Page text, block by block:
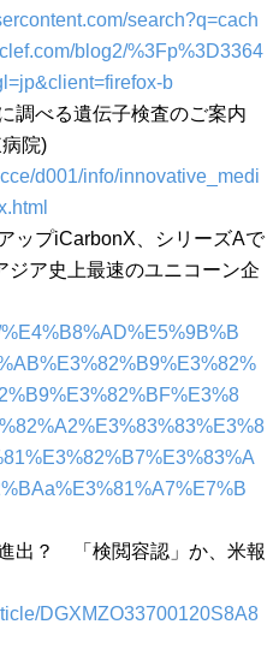
search?q=cach
blog2/%3Fp%3D3364
b
調べる遺伝子検査のご案内
院)
d001/info/innovative_medi
ップiCarbonX、シリーズAで
ア史上最速のユニコーン企
出？ 「検閲容認」か、米報
DGXMZO33700120S8A8